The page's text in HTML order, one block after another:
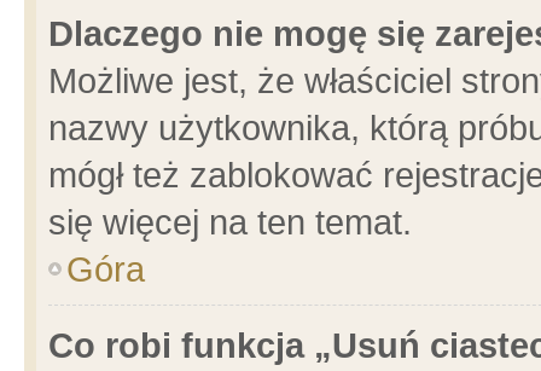
Dlaczego nie mogę się
Możliwe jest, że właściciel
nazwy użytkownika, którą
mógł też zablokować
się więcej na ten temat.
Góra
Co robi funkcja „Usuń